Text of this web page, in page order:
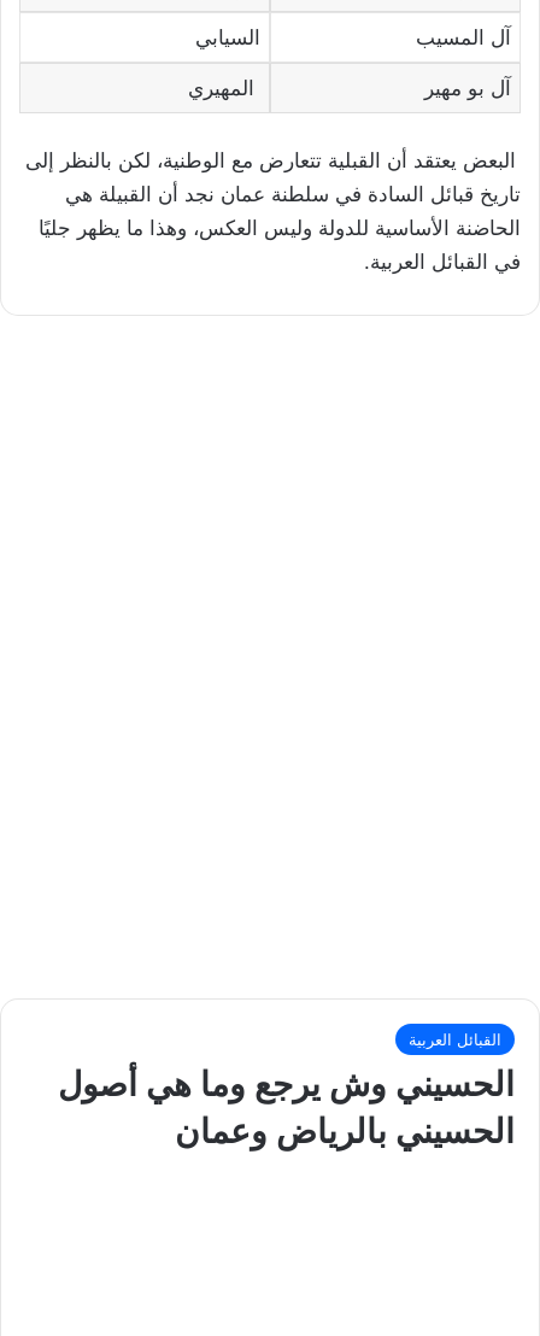
آل المسيب السيابي
آل بو مهير المهيري
البعض يعتقد أن القبلية تتعارض مع الوطنية، لكن بالنظر إلى
تاريخ قبائل السادة في سلطنة عمان نجد أن القبيلة هي
الحاضنة الأساسية للدولة وليس العكس، وهذا ما يظهر جليًا
في القبائل العربية.